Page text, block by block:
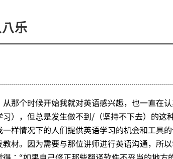
乐
那个时候开始我就对英语感兴趣，也一直在
），但总是发生做不到/（坚持不下去）的这
样情况下的人们提供英语学习的机会和工具
材。因为需要与那位讲师进行英语沟通，所